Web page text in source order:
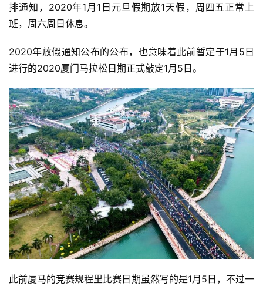
排通知，2020年1月1日元旦假期放1天假，周四五正常上
班，周六周日休息。
2020年放假通知公布的公布，也意味着此前暂定于1月5日
进行的2020厦门马拉松日期正式敲定1月5日。
此前厦马的竞赛规程里比赛日期虽然写的是1月5日，不过一